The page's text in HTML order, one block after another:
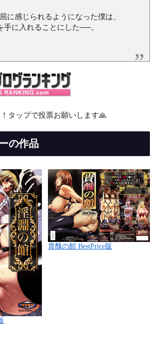
に感じられるようになった僕は、
手に入れることにした──。
タップで投票お願いします🙏
の作品
貴醜の館 BestPrice版